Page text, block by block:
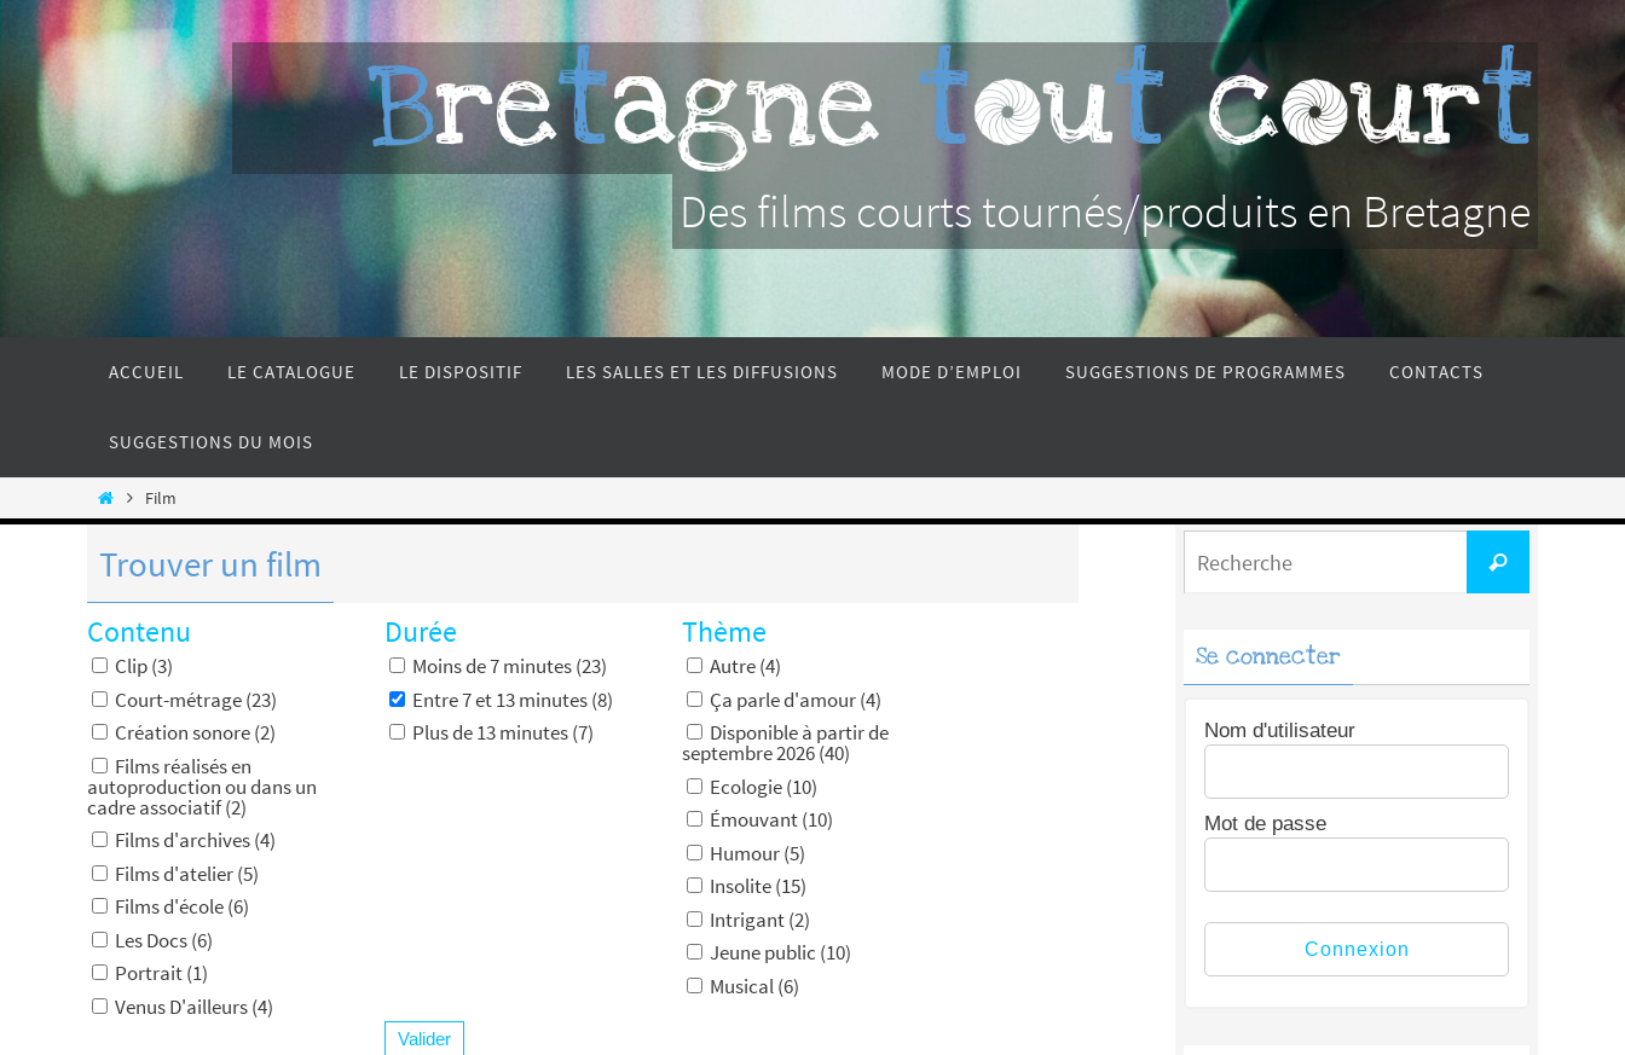
Passer
contenu
Bretagne tout court
Des films courts tournés/produits en Bretagne
ACCUEIL LE CATALOGUE LE DISPOSITIF LES SALLES ET LES DIFFUSIONS MODE D’EMPLOI SUGGESTIONS DE PROGRAMMES CONTACTS
SUGGESTIONS DU MOIS
HomeFilm
Trouver un film
Contenu
Clip (3)
Court-métrage (23)
Création sonore (2)
Films réalisés en
autoproduction ou dans un
cadre associatif (2)
Films d'archives (4)
Films d'atelier (5)
Films d'école (6)
Les Docs (6)
Portrait (1)
Venus D'ailleurs (4)
Durée
Moins de 7 minutes (23)
Entre 7 et 13 minutes (8)
Plus de 13 minutes (7)
Thème
Autre (4)
Ça parle d'amour (4)
Disponible à partir de
septembre 2026 (40)
Ecologie (10)
Émouvant (10)
Humour (5)
Insolite (15)
Intrigant (2)
Jeune public (10)
Musical (6)
Recherche
Se connecter
Nom d'utilisateur
Mot de passe